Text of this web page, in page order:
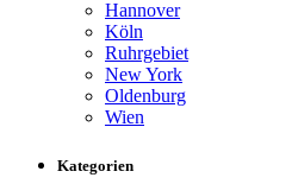
Hannover
Köln
Ruhrgebiet
New York
Oldenburg
Wien
Kategorien